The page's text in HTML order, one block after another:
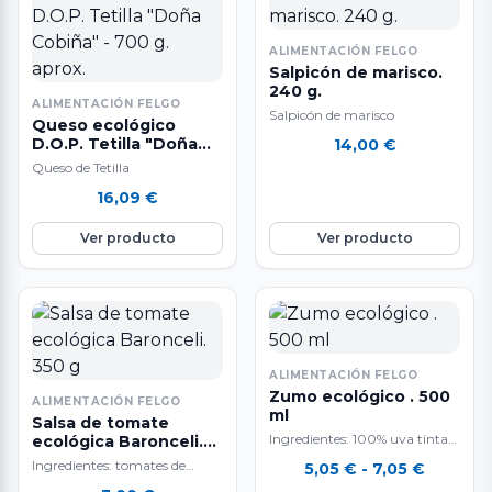
ALIMENTACIÓN FELGO
Queso ecológico
D.O.P. Tetilla "Doña
Cobiña" - 700 g. aprox.
Queso de Tetilla
16,09 €
Ver producto
ALIMENTACIÓN FELGO
Salpicón de marisco.
240 g.
Salpicón de marisco
14,00 €
Ver producto
ALIMENTACIÓN FELGO
Salsa de tomate
ecológica Baronceli.
350 g
Ingredientes: tomates de
ALIMENTACIÓN FELGO
Zumo ecológico . 500
ml
Ingredientes: 100% uva tinta
5,05 € - 7,05 €